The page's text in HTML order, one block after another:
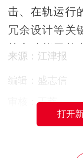
击、在轨运行
冗余设计等关
核心功能无单
自行者科技成
有何意义？于
仪解决方案，
来源：江津报
编辑：盛志信
审核：王萃
主编：王成
打开